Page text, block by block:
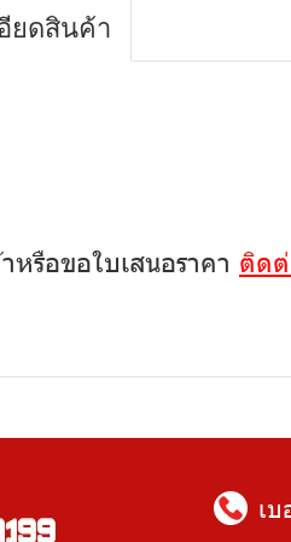
ยดสินค้า
หรือขอใบเสนอราคา ติดต่
เบ